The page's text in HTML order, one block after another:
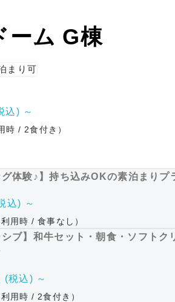
ーム G棟
まり可
込) ～
時 / 2食付き）
グ体験♪】持ち込みOKの素泊まりプ
込) ～
用時 / 食事なし）
シブ】和牛セット・朝食・ソフトク
(税込) ～
用時 / 2食付き）